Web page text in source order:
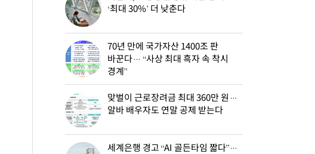
‘최대 30%’ 더 낮춘다
70년 만에 국가자산 1400조 판
바꾼다… “사상 최대 흑자 속 착시
경계”
맞벌이 근로장려금 최대 360만 원…
알바 배우자도 연말 공제 받는다
세계은행 경고 “AI 골든타임 짧다”…